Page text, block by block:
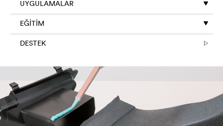
UYGULAMALAR
EĞİTİM
DESTEK